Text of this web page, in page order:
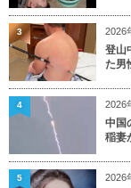
2026
登山
た男
3
2026
中国
稲妻
4
2026
5